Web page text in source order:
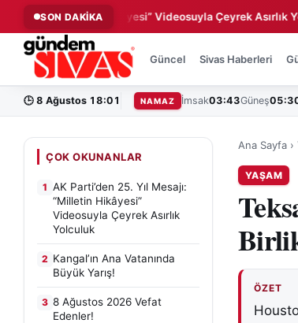
SON DAKİKA
“Milletin Hikâyesi” Videosuyla Çeyrek Asırlık Yolculuk
Güncel Sivas Haberleri
🕒 8 Ağustos 18:01 NAMAZ İmsak03:43Güneş
ÇOK OKUNANLAR
1 AK Parti’den 25. Yıl Mesajı:
“Milletin Hikâyesi”
Videosuyla Çeyrek Asırlık
Yolculuk
2 Kangal’ın Ana Vatanında
Büyük Yarış!
3 8 Ağustos 2026 Vefat
Edenler!
Ana Sayfa ›
YAŞAM
ÖZET